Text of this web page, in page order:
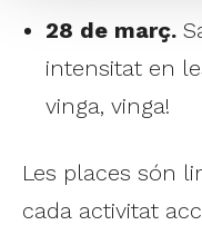
28 de març.
intensitat en
vinga, vinga!
Les places són
cada activitat